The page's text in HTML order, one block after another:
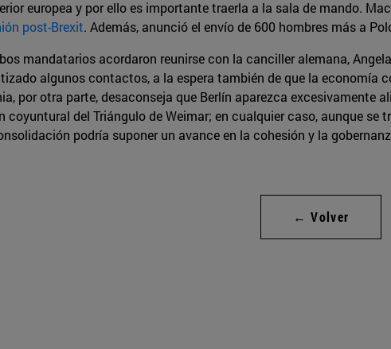
europea y por ello es importante traerla a la sala de mando.
post-Brexit. Además, anunció el envío de 600 hombres más a
mandatarios acordaron reunirse con la canciller alemana,
algunos contactos, a la espera también de que la economía
por otra parte, desaconseja que Berlín aparezca excesivamente
coyuntural del Triángulo de Weimar; en cualquier caso, aunque
podría suponer un avance en la cohesión y la
← Volver